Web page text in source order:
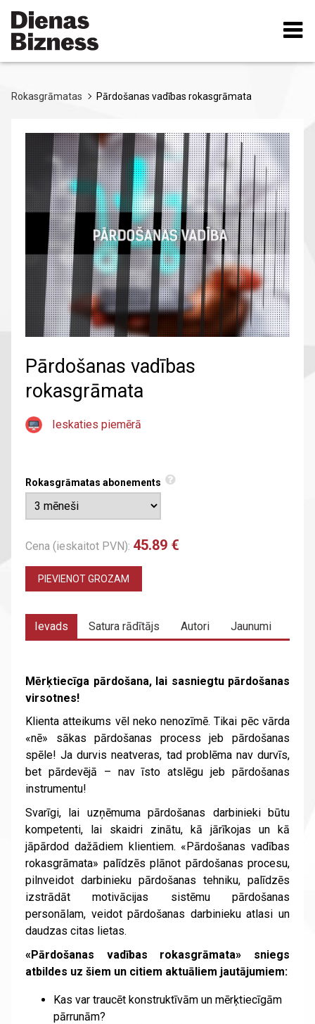
Pārlekt
uz
galveno
saturu
Rokasgrāmatas Pārdošanas vadības rokasgrāmata
Pārdošanas vadības
rokasgrāmata
Ieskaties piemērā
Cena (ieskaitot PVN): 45.89 €
PIEVIENOT GROZAM
Rokasgrāmatas abonements
Ievads Satura rādītājs Autori Jaunumi
Mērķtiecīga pārdošana, lai sasniegtu pārdošanas
virsotnes!
Klienta atteikums vēl neko nenozīmē. Tikai pēc vārda
«nē» sākas pārdošanas process jeb pārdošanas
spēle! Ja durvis neatveras, tad problēma nav durvīs,
bet pārdevējā – nav īsto atslēgu jeb pārdošanas
instrumentu!
Svarīgi, lai uzņēmuma pārdošanas darbinieki būtu
kompetenti, lai skaidri zinātu, kā jārīkojas un kā
jāpārdod dažādiem klientiem. «Pārdošanas vadības
rokasgrāmata» palīdzēs plānot pārdošanas procesu,
pilnveidot darbinieku pārdošanas tehniku, palīdzēs
izstrādāt motivācijas sistēmu pārdošanas
personālam, veidot pārdošanas darbinieku atlasi un
daudzas citas lietas.
«Pārdošanas vadības rokasgrāmata» sniegs
atbildes uz šiem un citiem aktuāliem jautājumiem:
Kas var traucēt konstruktīvām un mērķtiecīgām
pārrunām?